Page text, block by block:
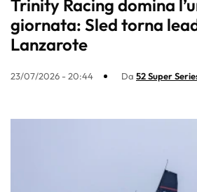
Trinity Racing domina
giornata: Sled torna
Lanzarote
23/07/2026 - 20:44 Da 52 Super